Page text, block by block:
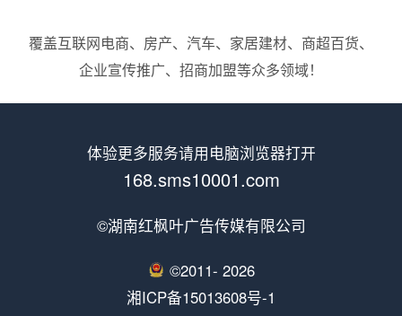
覆盖互联网电商、房产、汽车、家居建材、商超百货、
企业宣传推广、招商加盟等众多领域！
体验更多服务请用电脑浏览器打开
168.sms10001.com
©湖南红枫叶广告传媒有限公司
©2011- 2026
湘ICP备15013608号-1